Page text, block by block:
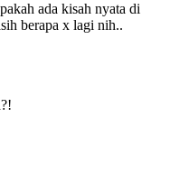
ada kisah nyata di
berapa x lagi nih..